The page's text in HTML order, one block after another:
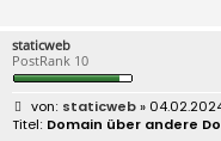
staticweb
PostRank 10
B
e
staticweb»
Domain über andere